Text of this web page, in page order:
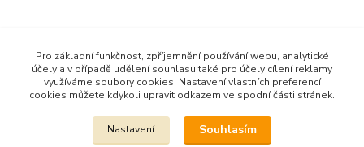
Zboží zařazeno v kategoriích
ČESKÁ MÝDLA a kosmetika
Pro základní funkčnost, zpříjemnění používání webu, analytické
účely a v případě udělení souhlasu také pro účely cílení reklamy
využíváme soubory cookies. Nastavení vlastních preferencí
cookies můžete kdykoli upravit odkazem ve spodní části stránek.
Nastavení Souhlasím